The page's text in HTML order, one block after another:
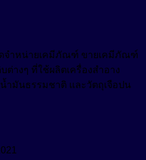
ในเครื่องสำอางเบสน้ำมัน (Castor
จำหน่ายเคมีภัณฑ์ ขายเคมีภัณฑ์
ต่างๆ ที่ใช้ผลิตเครื่องสำอาง
ำมันธรรมชาติ และวัตถุเจือปน